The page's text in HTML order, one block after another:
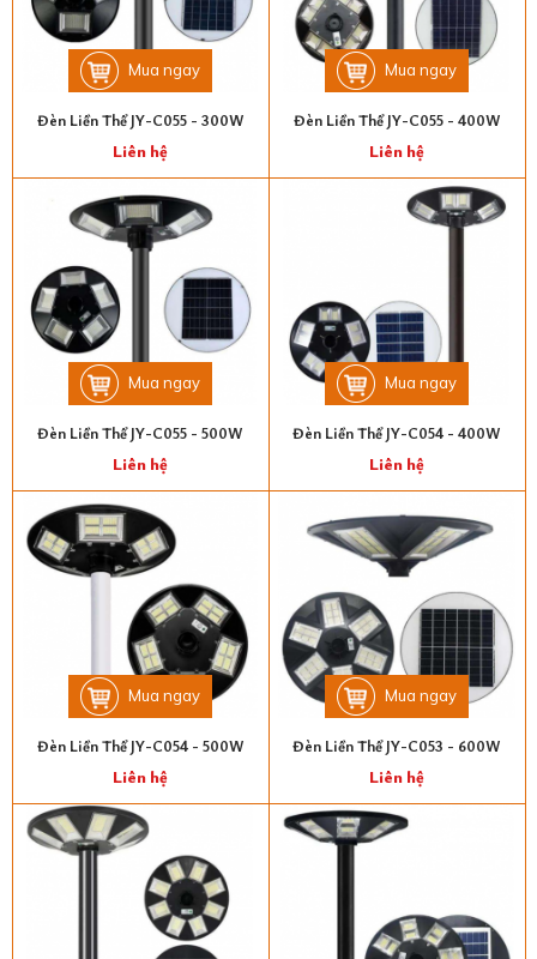
Mua ngay
Đèn Liền Thể JY-C055 - 300W
Liên hệ
Mua ngay
Đèn Liền Thể JY-C055 - 400W
Liên hệ
Mua ngay
Đèn Liền Thể JY-C055 - 500W
Liên hệ
Mua ngay
Đèn Liền Thể JY-C054 - 400W
Liên hệ
Mua ngay
Đèn Liền Thể JY-C054 - 500W
Liên hệ
Mua ngay
Đèn Liền Thể JY-C053 - 600W
Liên hệ